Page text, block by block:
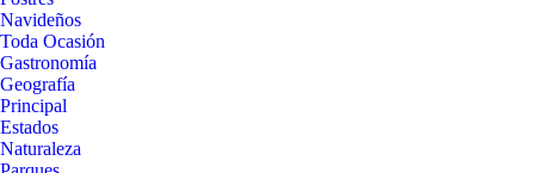
Navideños
Toda Ocasión
Gastronomía
Geografía
Principal
Estados
Naturaleza